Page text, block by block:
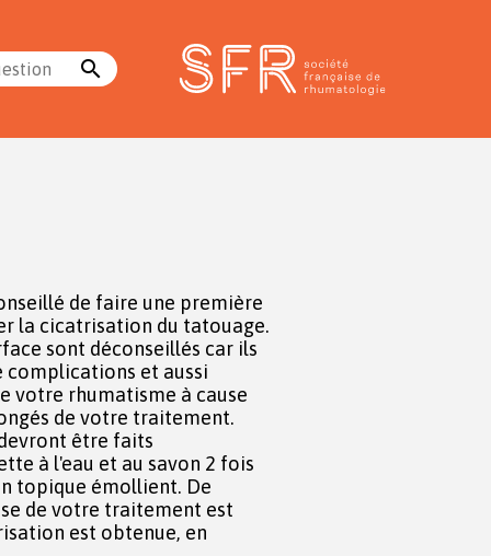
search
de faire une première
sont déconseillés car ils
complications et aussi
votre rhumatisme à cause
de votre traitement.
être faits
topique émollient. De
de votre traitement est
est obtenue, en